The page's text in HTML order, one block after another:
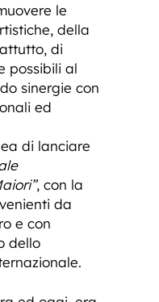
le
della
di
possibili al
sinergie con
ed
di lanciare
, con la
da
e con
dello